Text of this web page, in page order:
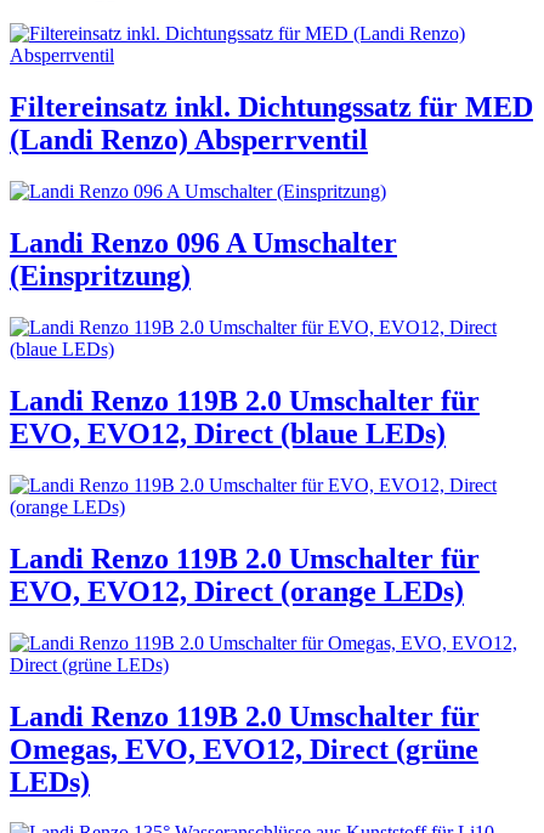
Filtereinsatz inkl. Dichtungssatz für MED
(Landi Renzo) Absperrventil
Landi Renzo 096 A Umschalter
(Einspritzung)
Landi Renzo 119B 2.0 Umschalter für
EVO, EVO12, Direct (blaue LEDs)
Landi Renzo 119B 2.0 Umschalter für
EVO, EVO12, Direct (orange LEDs)
Landi Renzo 119B 2.0 Umschalter für
Omegas, EVO, EVO12, Direct (grüne
LEDs)